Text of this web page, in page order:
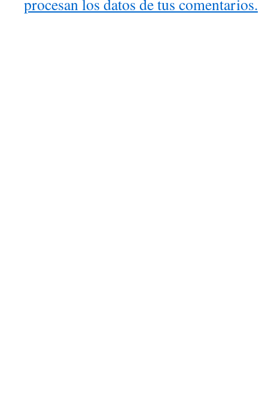
procesan los datos de tus comentarios.